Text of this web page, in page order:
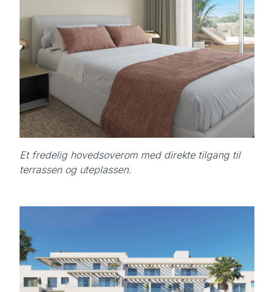
Et fredelig hovedsoverom med direkte tilgang til
terrassen og uteplassen.